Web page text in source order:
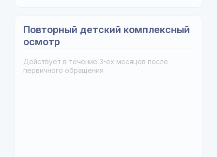
Повторный детский комплексный
осмотр
Действует в течение 3-ёх месяцев после
первичного обращения